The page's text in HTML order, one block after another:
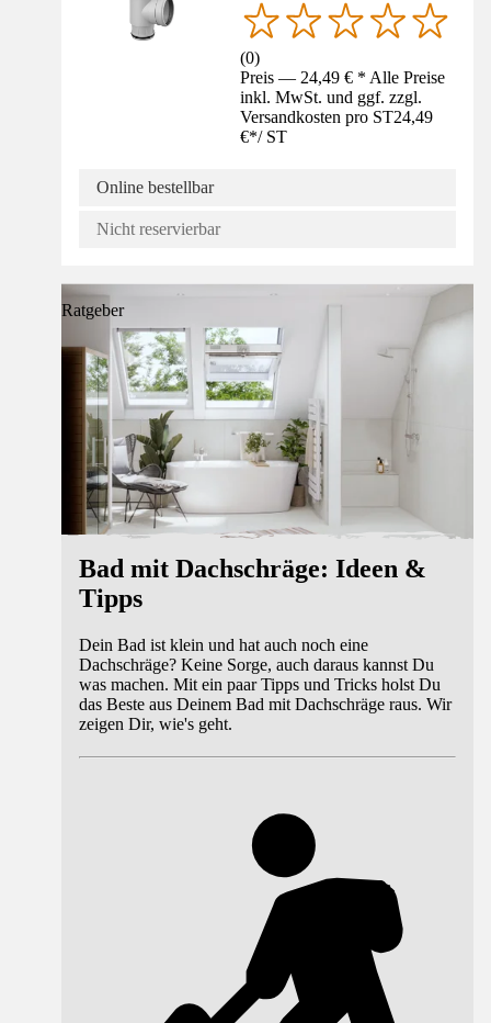
(0)
Preis — 24,49 € * Alle Preise
inkl. MwSt. und ggf. zzgl.
Versandkosten pro ST24,49
€*/ ST
Online bestellbar
Nicht reservierbar
Ratgeber
Bad mit Dachschräge: Ideen &
Tipps
Dein Bad ist klein und hat auch noch eine
Dachschräge? Keine Sorge, auch daraus kannst Du
was machen. Mit ein paar Tipps und Tricks holst Du
das Beste aus Deinem Bad mit Dachschräge raus. Wir
zeigen Dir, wie's geht.